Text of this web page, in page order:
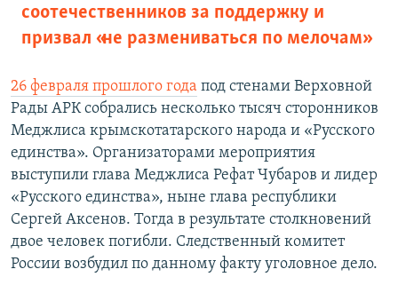
соотечественников за поддержку и
призвал «не размениваться по мелочам»
26 февраля прошлого года под стенами Верховной
Рады АРК собрались несколько тысяч сторонников
Меджлиса крымскотатарского народа и «Русского
единства». Организаторами мероприятия
выступили глава Меджлиса Рефат Чубаров и лидер
«Русского единства», ныне глава республики
Сергей Аксенов. Тогда в результате столкновений
двое человек погибли. Следственный комитет
России возбудил по данному факту уголовное дело.